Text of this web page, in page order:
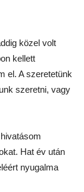
közel volt
kellett
el. A szeretetünk
szeretni, vagy
Hat év után
nyugalma